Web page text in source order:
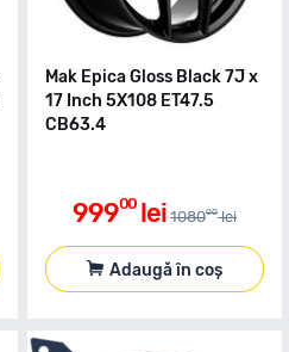
Mak Epica Gloss Black 7J x
17 Inch 5X108 ET47.5
CB63.4
99900 lei 108000 lei
Adaugă în coș